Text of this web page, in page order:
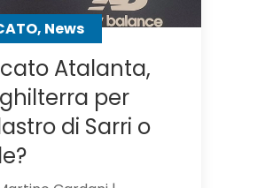
News
Atalanta,
per
di Sarri o